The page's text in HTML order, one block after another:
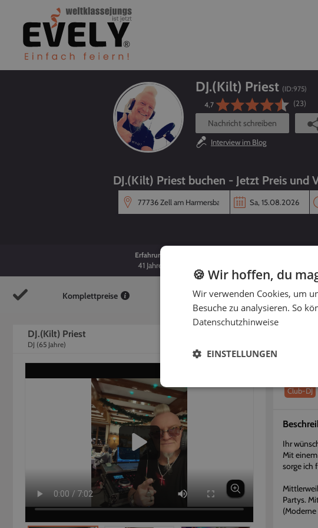
DJ.(Kilt) Priest (ID:975)
4,7
(23)
Nachricht schreiben
Interview im Blog
DJ.(Kilt) Priest buchen - Jetzt Preis und
Erfahrung
41 Jahre
Komplettpreise Sofort buchen
DJ.(Kilt) Priest
DJ (65 Jahre)
Club-DJ
Ihr
Mit
sorge ich
Partys.
🍪 Wir hoffen, du
Wir verwenden Cookies, um
Besuche zu analysieren. So
Datenschutzhinweise
EINSTELLUNGEN